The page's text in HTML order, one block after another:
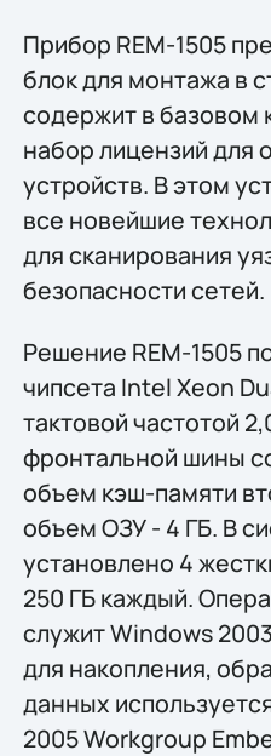
Прибор REM-1505
блок для монтажа в
содержит в базовом
набор лицензий для
устройств. В этом
все новейшие
для сканирования
безопасности сетей.
Решение REM-1505
чипсета Intel Xeon
тактовой частотой
фронтальной шины
объем кэш-памяти
объем ОЗУ - 4 ГБ. В
установлено 4
250 ГБ каждый.
служит Windows
для накопления,
данных
2005 Workgroup